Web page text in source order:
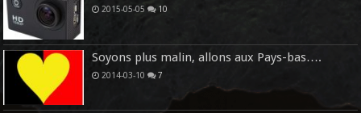
2015-05-05 10
Soyons plus malin, allons aux Pays-bas….
2014-03-10 7